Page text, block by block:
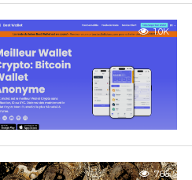
1.0K
766